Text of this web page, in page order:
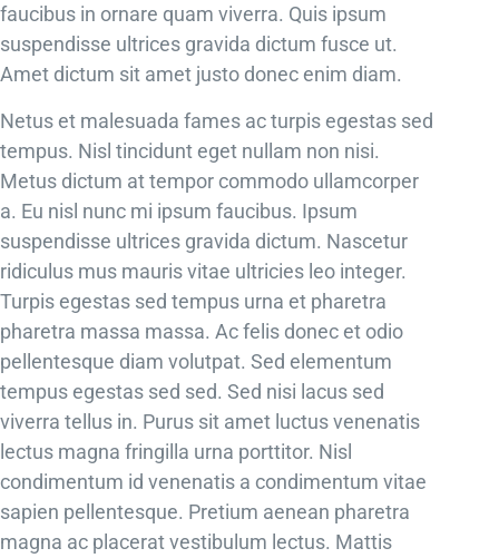
faucibus in ornare quam viverra. Quis ipsum
suspendisse ultrices gravida dictum fusce ut.
Amet dictum sit amet justo donec enim diam.
Netus et malesuada fames ac turpis egestas sed
tempus. Nisl tincidunt eget nullam non nisi.
Metus dictum at tempor commodo ullamcorper
a. Eu nisl nunc mi ipsum faucibus. Ipsum
suspendisse ultrices gravida dictum. Nascetur
ridiculus mus mauris vitae ultricies leo integer.
Turpis egestas sed tempus urna et pharetra
pharetra massa massa. Ac felis donec et odio
pellentesque diam volutpat. Sed elementum
tempus egestas sed sed. Sed nisi lacus sed
viverra tellus in. Purus sit amet luctus venenatis
lectus magna fringilla urna porttitor. Nisl
condimentum id venenatis a condimentum vitae
sapien pellentesque. Pretium aenean pharetra
magna ac placerat vestibulum lectus. Mattis